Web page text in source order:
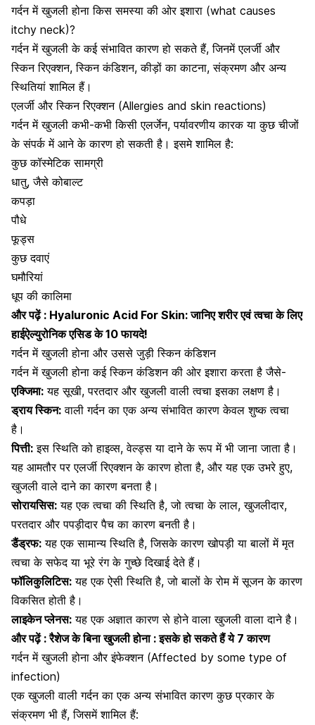
गर्दन में खुजली होना किस समस्या की ओर इशारा (what causes
itchy neck)?
गर्दन में खुजली के कई संभावित कारण हो सकते हैं, जिनमें एलर्जी और
स्किन रिएक्शन, स्किन कंडिशन, कीड़ों का काटना, संक्रमण और अन्य
स्थितियां शामिल हैं।
एलर्जी और स्किन रिएक्शन (Allergies and skin reactions)
गर्दन में खुजली कभी-कभी किसी एलर्जेन, पर्यावरणीय कारक या कुछ चीजों
के संपर्क में आने के कारण हो सकती है। इसमे शामिल है:
कुछ कॉस्मेटिक सामग्री
धातु, जैसे कोबाल्ट
कपड़ा
पौधे
फूड्स
कुछ दवाएं
घमौरियां
धूप की कालिमा
और पढ़ें : Hyaluronic Acid For Skin: जानिए शरीर एवं त्वचा के लिए
हाईऐल्युरोनिक एसिड के 10 फायदे!
गर्दन में खुजली होना और उससे जुड़ी स्किन कंडिशन
गर्दन में खुजली होना कई स्किन कंडिशन की ओर इशारा करता है जैसे-
एक्जिमा: यह सूखी, परतदार और खुजली वाली त्वचा इसका लक्षण है।
ड्राय स्किन: वाली गर्दन का एक अन्य संभावित कारण केवल शुष्क त्वचा
है।
पित्ती: इस स्थिति को हाइव्स, वेल्ड्स या दाने के रूप में भी जाना जाता है।
यह आमतौर पर एलर्जी रिएक्शन के कारण होता है, और यह एक उभरे हुए,
खुजली वाले दाने का कारण बनता है।
सोरायसिस: यह एकत्वचा की स्थितिहै, जो त्वचा के लाल, खुजलीदार,
परतदार और पपड़ीदार पैच का कारण बनती है।
डैंड्रफ: यह एक सामान्य स्थिति है, जिसके कारण खोपड़ी या बालों में मृत
त्वचा के सफेद या भूरे रंग के गुच्छे दिखाई देते हैं।
फॉलिकुलिटिस: यह एक ऐसी स्थिति है, जो बालों के रोम में सूजन के कारण
विकसित होती है।
लाइकेन प्लेनस: यह एक अज्ञात कारण से होने वाला खुजली वाला दाने है।
और पढ़ें :रैशेज के बिना खुजली होना : इसके हो सकते हैं ये 7 कारण
गर्दन में खुजली होना और इंफेक्शन (Affected by some type of
infection)
एक खुजली वाली गर्दन का एक अन्य संभावित कारण कुछ प्रकार के
संक्रमण भी हैं, जिसमें शामिल हैं: